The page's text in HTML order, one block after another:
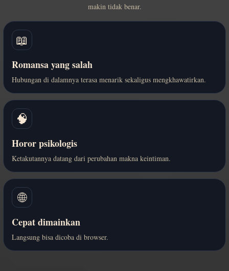
makin tidak benar.
📖
Romansa yang salah
Hubungan di dalamnya terasa menarik sekaligus mengkhawatirkan.
🧠
Horor psikologis
Ketakutannya datang dari perubahan makna keintiman.
🌐
Cepat dimainkan
Langsung bisa dicoba di browser.